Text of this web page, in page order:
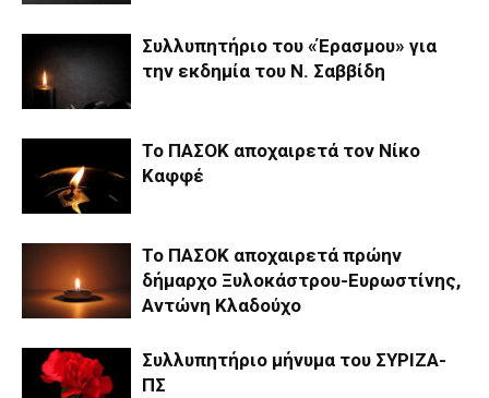
Συλλυπητήριο του «Έρασμου» για
την εκδημία του Ν. Σαββίδη
Το ΠΑΣΟΚ αποχαιρετά τον Νίκο
Καφφέ
Το ΠΑΣΟΚ αποχαιρετά πρώην
δήμαρχο Ξυλοκάστρου-Ευρωστίνης,
Αντώνη Κλαδούχο
Συλλυπητήριο μήνυμα του ΣΥΡΙΖΑ-
ΠΣ